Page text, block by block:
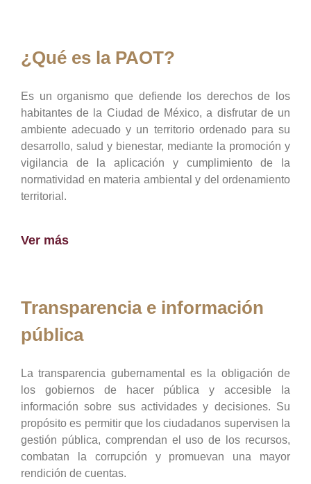
¿Qué es la PAOT?
Es un organismo que defiende los derechos de los
habitantes de la Ciudad de México, a disfrutar de un
ambiente adecuado y un territorio ordenado para su
desarrollo, salud y bienestar, mediante la promoción y
vigilancia de la aplicación y cumplimiento de la
normatividad en materia ambiental y del ordenamiento
territorial.
Ver más
Transparencia e información
pública
La transparencia gubernamental es la obligación de
los gobiernos de hacer pública y accesible la
información sobre sus actividades y decisiones. Su
propósito es permitir que los ciudadanos supervisen la
gestión pública, comprendan el uso de los recursos,
combatan la corrupción y promuevan una mayor
rendición de cuentas.